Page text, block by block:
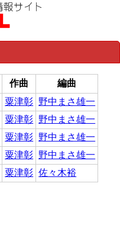
作曲
編曲
粟津彰 野中まさ雄一
粟津彰 野中まさ雄一
粟津彰 野中まさ雄一
粟津彰 野中まさ雄一
粟津彰 佐々木裕